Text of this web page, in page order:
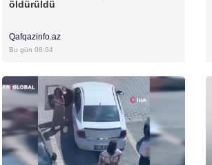
öldürüldü
Qafqazinfo.az
Bu gün 08:04